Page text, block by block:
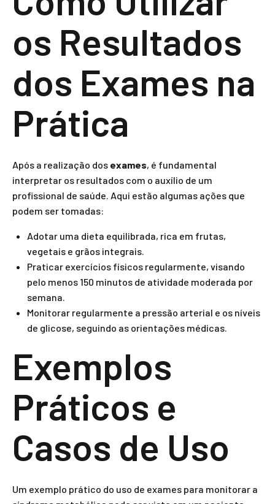
os Resultados
dos Exames na
Prática
Após a realização dos exames, é fundamental
interpretar os resultados com o auxílio de um
profissional de saúde. Aqui estão algumas ações que
podem ser tomadas:
Adotar uma dieta equilibrada, rica em frutas,
vegetais e grãos integrais.
Praticar exercícios físicos regularmente, visando
pelo menos 150 minutos de atividade moderada por
semana.
Monitorar regularmente a pressão arterial e os níveis
de glicose, seguindo as orientações médicas.
Exemplos
Práticos e
Casos de Uso
Um exemplo prático do uso de exames para monitorar a